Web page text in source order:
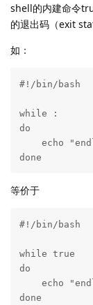
shell的内建命令
的退出码（exit
如：
#!/bin/bash
while :
do
echo
done
等价于
#!/bin/bash
while true
do
echo
done